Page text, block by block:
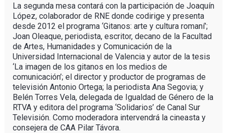
La segunda mesa contará con la participación de Joaquín
López, colaborador de RNE donde codirige y presenta
desde 2012 el programa ‘Gitanos: arte y cultura romaní’;
Joan Oleaque, periodista, escritor, decano de la Facultad
de Artes, Humanidades y Comunicación de la
Universidad Internacional de Valencia y autor de la tesis
‘La imagen de los gitanos en los medios de
comunicación’; el director y productor de programas de
televisión Antonio Ortega; la periodista Ana Segovia; y
Belén Torres Vela, delegada de Igualdad de Género de la
RTVA y editora del programa ‘Solidarios’ de Canal Sur
Televisión. Como moderadora intervendrá la cineasta y
consejera de CAA Pilar Távora.